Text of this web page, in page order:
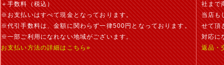
＋手数料（税込）
※お支払いはすべて現金となっております。
※代引手数料は、金額に関わらず一律500円となっております。
※一部ご利用になれない地域がございます。
お支払い方法の詳細はこちら»
社まで
当店も
せて頂
対応に
返品・